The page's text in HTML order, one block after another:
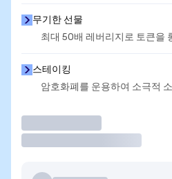
무기한 선물
최대 50배 레버리지로 토큰을
스테이킹
암호화폐를 운용하여 소극적